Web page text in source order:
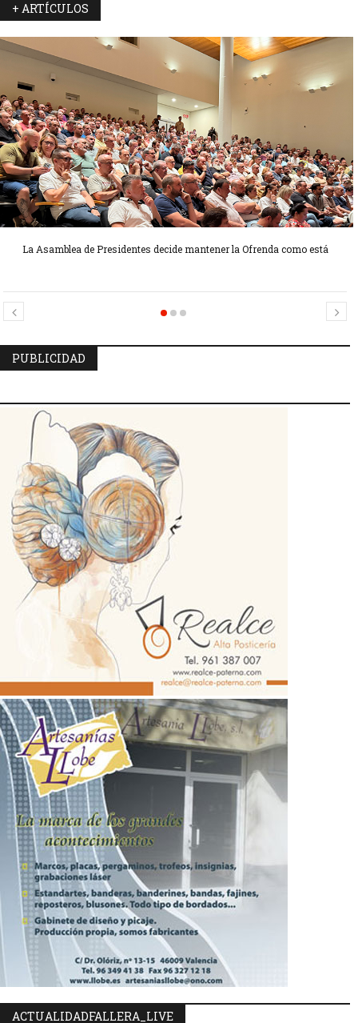
+ ARTÍCULOS
La Asamblea de Presidentes decide mantener la Ofrenda como está
Candidatas Preseleccionadas por el sector Olivereta
Candidatas Preseleccionadas por el sector Sector La Seu-La Xerea-El
PUBLICIDAD
ACTUALIDADFALLERA_LIVE